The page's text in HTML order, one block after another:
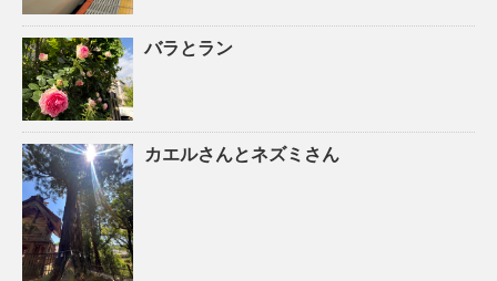
バラとラン
カエルさんとネズミさん